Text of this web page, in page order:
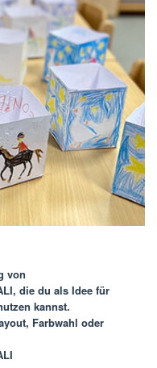
von
, die du als Idee für
kannst.
Farbwahl oder